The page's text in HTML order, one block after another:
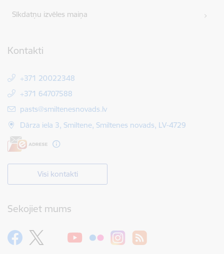
Sīkdatņu izvēles maiņa
Kontakti
+371 20022348
+371 64707588
E-pasts:
pasts@smiltenesnovads.lv
Dārza iela 3, Smiltene, Smiltenes novads, LV-4729
Visi kontakti
Sekojiet mums